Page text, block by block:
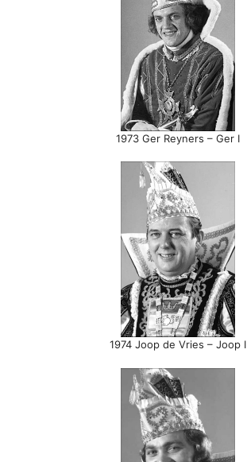
1973 Ger Reyners – Ger I
1974 Joop de Vries – Joop I